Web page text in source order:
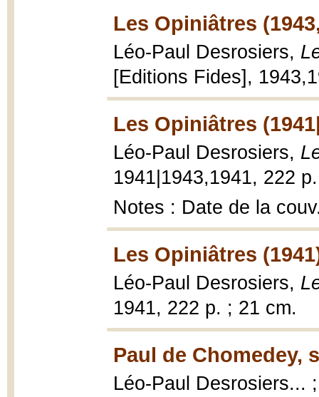
Les Opiniâtres
Léo-Paul Desrosiers,
[Editions Fides],
Les Opiniâtres
Léo-Paul Desrosiers,
1941|1943,1941, 222
Notes : Date de la
Les Opiniâtres
Léo-Paul Desrosiers,
1941, 222 p. ; 21 cm.
Paul de Chomedey,
Léo-Paul Desrosiers...